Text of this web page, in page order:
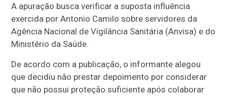
A apuração busca verificar a suposta influência
exercida por Antonio Camilo sobre servidores da
Agência Nacional de Vigilância Sanitária (Anvisa) e do
Ministério da Saúde.
De acordo com a publicação, o informante alegou
que decidiu não prestar depoimento por considerar
que não possui proteção suficiente após colaborar